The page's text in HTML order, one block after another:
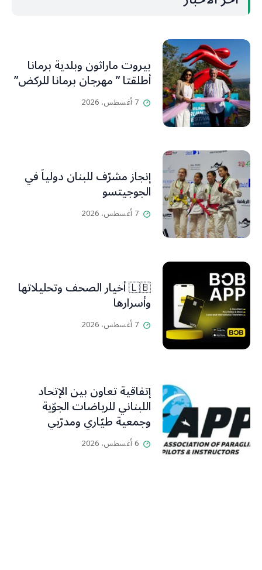
بيروت ماراثون وبلدية برمانا
أطلقتا ” مهرجان برمانا للركض”
7 أغسطس، 2026
إنجاز مشرّف للبنان دولياً في
الجوجيتسو
7 أغسطس، 2026
🇱🇧 أخيار الصحف وتحليلاتها
وأسرارها
7 أغسطس، 2026
إتفاقية تعاون بين الإتحاد
اللبناني للرياضات الجوّية
وجمعية طيّاري ومدرّبي
الطيران الشراعي
6 أغسطس، 2026